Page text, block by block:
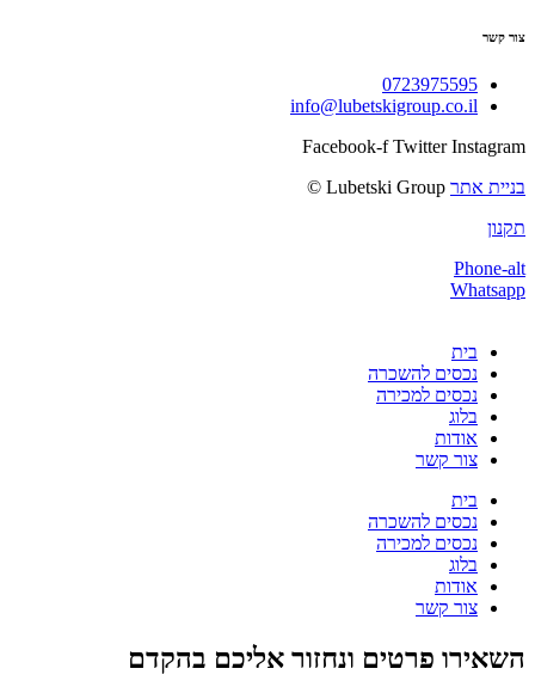
צור קשר
0723975595
info@lubetskigroup.co.il
Facebook-f Twitter Instagram
בניית אתר
תקנון
Phone-alt
Whatsapp
בית
נכסים להשכרה
נכסים למכירה
בלוג
אודות
צור קשר
בית
נכסים להשכרה
נכסים למכירה
בלוג
אודות
צור קשר
השאירו פרטים ונחזור אליכם בהקדם